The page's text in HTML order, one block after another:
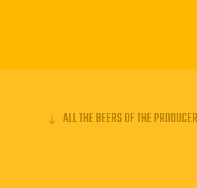
ALL THE BEERS OF THE